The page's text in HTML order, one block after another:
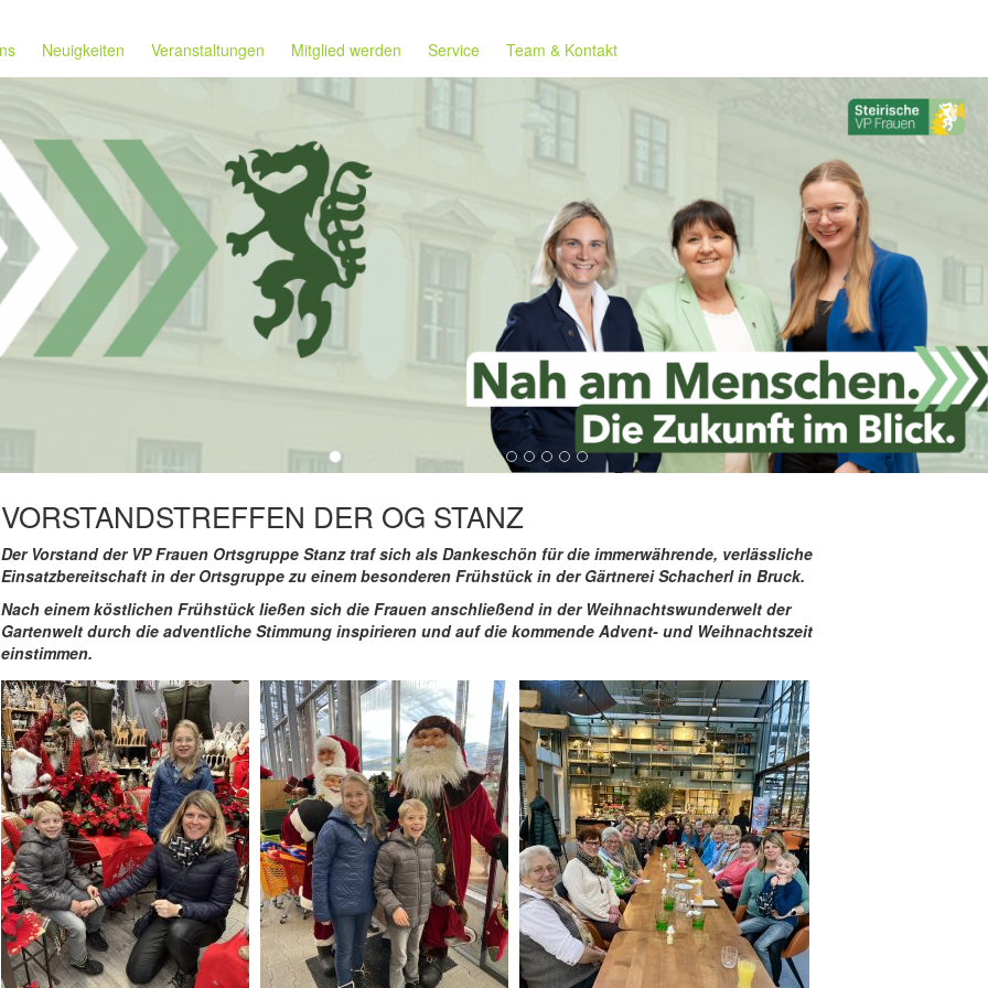
Neuigkeiten Veranstaltungen Mitglied werden Service Team & Kontakt
VORSTANDSTREFFEN DER OG STANZ
Der Vorstand der VP Frauen Ortsgruppe Stanz traf sich als Dankeschön für die immerwährende, verlässliche
Einsatzbereitschaft in der Ortsgruppe zu einem besonderen Frühstück in der Gärtnerei Schacherl in Bruck.
Nach einem köstlichen Frühstück ließen sich die Frauen anschließend in der Weihnachtswunderwelt der
Gartenwelt durch die adventliche Stimmung inspirieren und auf die kommende Advent- und Weihnachtszeit
einstimmen.